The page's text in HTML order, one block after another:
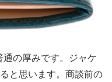
の厚みです。ジャケ
と思います。商談前の